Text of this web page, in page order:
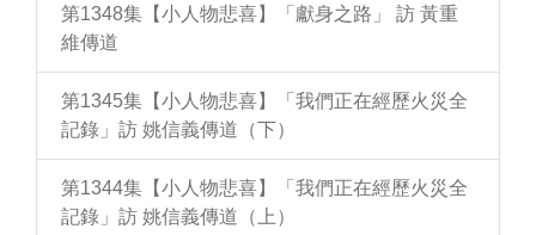
第1348集【小人物悲喜】「獻身之路」 訪 黃重
維傳道
第1345集【小人物悲喜】「我們正在經歷火災全
記錄」訪 姚信義傳道（下）
第1344集【小人物悲喜】「我們正在經歷火災全
記錄」訪 姚信義傳道（上）